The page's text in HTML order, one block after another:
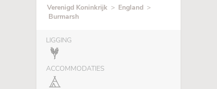
Verenigd Koninkrijk > England >
Burmarsh
LIGGING
ACCOMMODATIES